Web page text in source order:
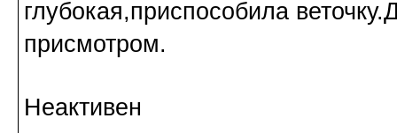
глубокая,приспособила
присмотром.
Неактивен